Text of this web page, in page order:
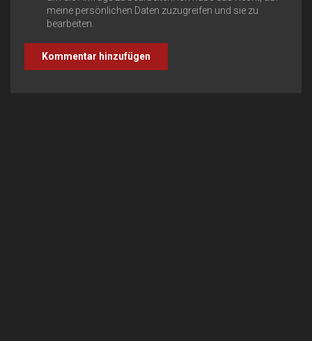
meine persönlichen Daten zuzugreifen und sie zu
bearbeiten.